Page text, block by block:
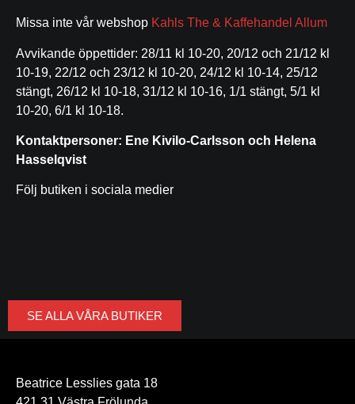
Missa inte vår webshop Kahls The & Kaffehandel Allum
Avvikande öppettider: 28/11 kl 10-20, 20/12 och 21/12 kl
10-19, 22/12 och 23/12 kl 10-20, 24/12 kl 10-14, 25/12
stängt, 26/12 kl 10-18, 31/12 kl 10-16, 1/1 stängt, 5/1 kl
10-20, 6/1 kl 10-18.
Kontaktpersoner: Ene Kivilo-Carlsson och Helena
Hasselqvist
Följ butiken i sociala medier
SE ALLA VÅRA BUTIKER
Beatrice Lesslies gata 18